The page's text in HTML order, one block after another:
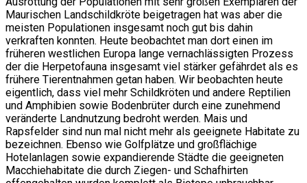
Maurischen Landschildkröte beigetragen hat was aber die
meisten Populationen insgesamt noch gut bis dahin
verkraften konnten. Heute beobachtet man dort einen im
früheren westlichen Europa lange vernachlässigten Prozess
der die Herpetofauna insgesamt viel stärker gefährdet als es
frühere Tierentnahmen getan haben. Wir beobachten heute
eigentlich, dass viel mehr Schildkröten und andere Reptilien
und Amphibien sowie Bodenbrüter durch eine zunehmend
veränderte Landnutzung bedroht werden. Mais und
Rapsfelder sind nun mal nicht mehr als geeignete Habitate zu
bezeichnen. Ebenso wie Golfplätze und großflächige
Hotelanlagen sowie expandierende Städte die geeigneten
Macchiehabitate die durch Ziegen- und Schafhirten